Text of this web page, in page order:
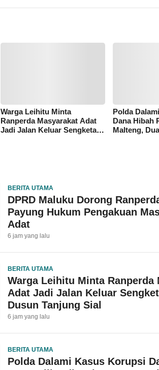
Warga Leihitu Minta
Ranperda Masyarakat Adat
Jadi Jalan Keluar Sengketa
Polda
Dana Hibah
Malteng,
BERITA UTAMA
DPRD Maluku Dorong
Payung Hukum Pengakuan
Adat
6 jam yang lalu
BERITA UTAMA
Warga Leihitu Minta Ranperda
Adat Jadi Jalan Keluar
Dusun Tanjung Sial
6 jam yang lalu
BERITA UTAMA
Polda Dalami Kasus Korupsi